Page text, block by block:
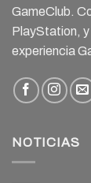
GameClub.
PlayStation, y
experiencia
NOTICIAS